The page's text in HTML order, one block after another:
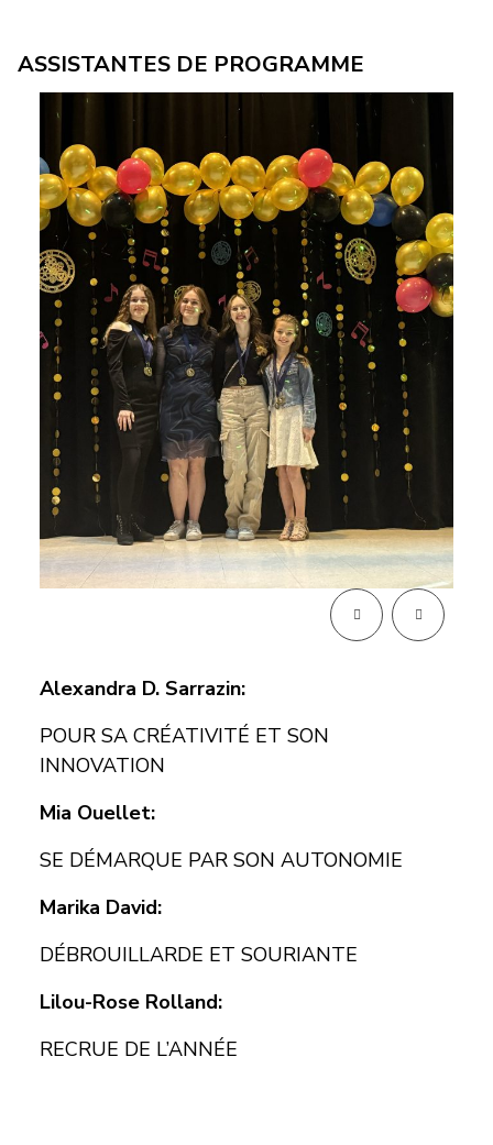
ASSISTANTES DE PROGRAMME
Alexandra D. Sarrazin:
POUR SA CRÉATIVITÉ ET SON
INNOVATION
Mia Ouellet:
SE DÉMARQUE PAR SON AUTONOMIE
Marika David:
DÉBROUILLARDE ET SOURIANTE
Lilou-Rose Rolland:
RECRUE DE L’ANNÉE